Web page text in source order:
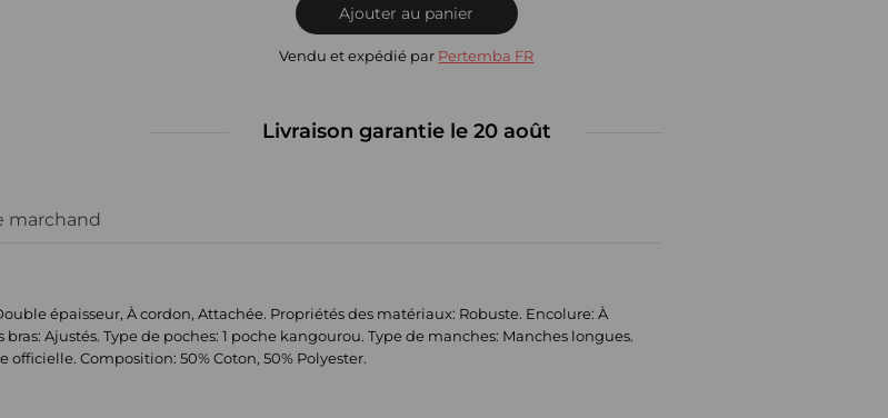
Ajouter au panier
Vendu et expédié par Pertemba FR
Livraison garantie le 20 août
marchand
épaisseur, À cordon, Attachée. Propriétés des matériaux: Robuste. Encolure: À
Ajustés. Type de poches: 1 poche kangourou. Type de manches: Manches longues.
officielle. Composition: 50% Coton, 50% Polyester.